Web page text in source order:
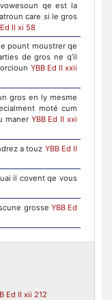
qe est la
care si le gros
II xi 58
pount moustrer qe
de gros ne q’il
YBB Ed II xxii
gros en ly mesme
moté cum
maner YBB Ed II xxi
a touz YBB Ed II
il covent qe vous
grosse YBB Ed
Ed II xii 212